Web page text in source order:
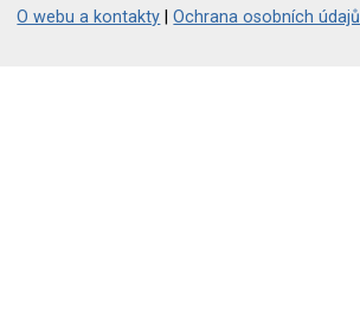
O webu a kontakty |Ochrana osobních údajů